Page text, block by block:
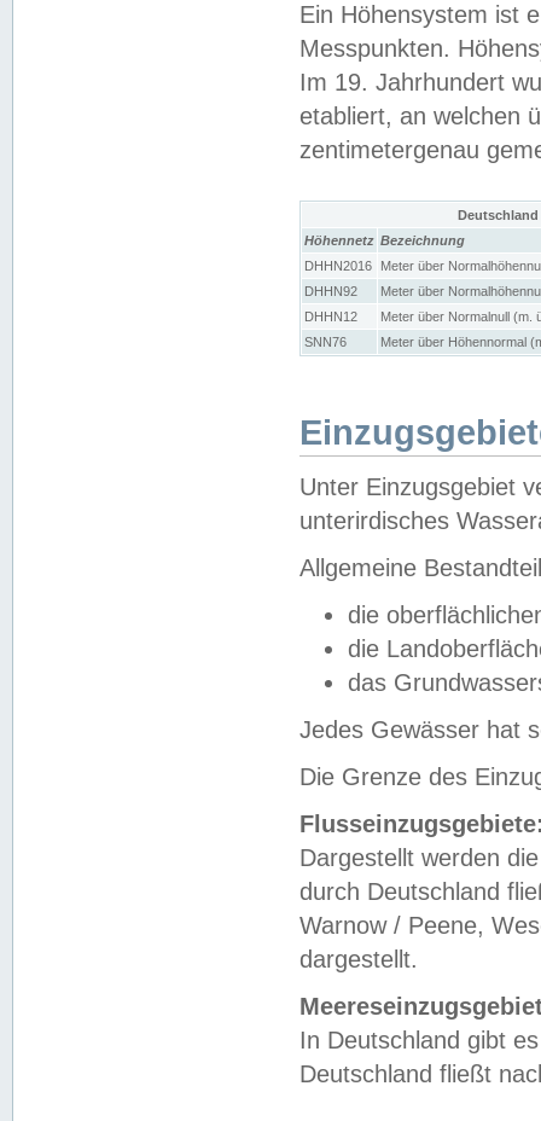
Ein Höhensystem ist
Messpunkten.
Im 19. Jahrhundert
etabliert, an welchen
zentimetergenau
Höhennetz Bezeichnung
DHHN2016
Meter über
DHHN92
Meter über
DHHN12
Meter über Normalnull (m.
SNN76
Meter über Höhennormal
Unter Einzugsgebiet
unterirdisches
Allgemeine
die
die
das
Jedes Gewässer hat
Die Grenze des
Dargestellt werden
durch Deutschland
Warnow / Peene,
dargestellt.
In Deutschland gibt
Deutschland fließt